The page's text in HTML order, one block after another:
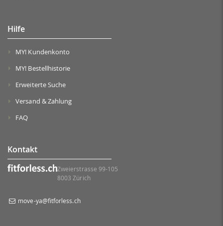
Hilfe
MY! Kundenkonto
MY! Bestellhistorie
Erweiterte Suche
Versand & Zahlung
FAQ
Kontakt
Zweierstrasse 99-105
8003 Zürich
move-ya@fitforless.ch